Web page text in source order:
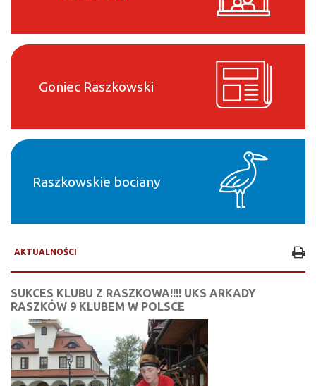
Goniec Raszkowski
Raszkowskie bociany
AKTUALNOŚCI
SUKCES KLUBU Z RASZKOWA!!!! UKS ARKADY
RASZKÓW 9 KLUBEM W POLSCE